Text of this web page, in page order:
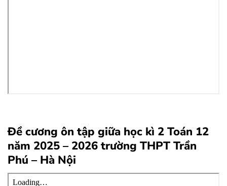
Đề cương ôn tập giữa học kì 2 Toán 12
năm 2025 – 2026 trường THPT Trần
Phú – Hà Nội